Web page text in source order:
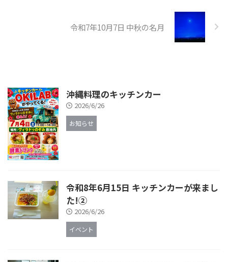
令和7年10月7日 中秋の名月
沖縄料理のキッチンカー
2026/6/26
お知らせ
令和8年6月15日 キッチンカーが来まし
た!②
2026/6/26
イベント